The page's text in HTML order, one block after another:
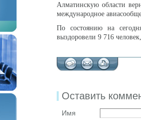
Алматинскую области
международное
По состоянию на
выздоровели 9 716
Оставить
Имя